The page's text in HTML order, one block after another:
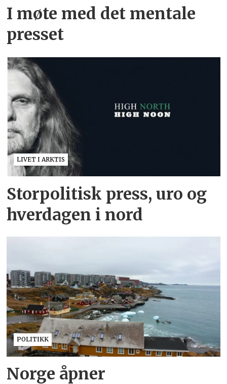
I møte med det mentale
presset
LIVET I ARKTIS
Storpolitisk press, uro og
hverdagen i nord
POLITIKK
Norge åpner